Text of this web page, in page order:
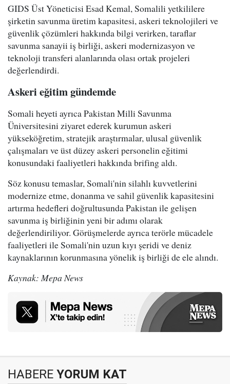
GIDS Üst Yöneticisi Esad Kemal, Somalili yetkililere
şirketin savunma üretim kapasitesi, askeri teknolojileri ve
güvenlik çözümleri hakkında bilgi verirken, taraflar
savunma sanayii iş birliği, askeri modernizasyon ve
teknoloji transferi alanlarında olası ortak projeleri
değerlendirdi.
Askeri eğitim gündemde
Somali heyeti ayrıca Pakistan Milli Savunma
Üniversitesini ziyaret ederek kurumun askeri
yükseköğretim, stratejik araştırmalar, ulusal güvenlik
çalışmaları ve üst düzey askeri personelin eğitimi
konusundaki faaliyetleri hakkında brifing aldı.
Söz konusu temaslar, Somali'nin silahlı kuvvetlerini
modernize etme, donanma ve sahil güvenlik kapasitesini
artırma hedefleri doğrultusunda Pakistan ile gelişen
savunma iş birliğinin yeni bir adımı olarak
değerlendiriliyor. Görüşmelerde ayrıca terörle mücadele
faaliyetleri ile Somali'nin uzun kıyı şeridi ve deniz
kaynaklarının korunmasına yönelik iş birliği de ele alındı.
Kaynak: Mepa News
HABERE YORUM KAT